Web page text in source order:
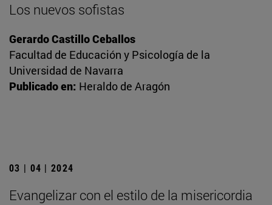
Los nuevos sofistas
Gerardo Castillo Ceballos
Facultad de Educación y Psicología de la
Universidad de Navarra
Publicado en: Heraldo de Aragón
03 | 04 | 2024
Evangelizar con el estilo de la misericordia